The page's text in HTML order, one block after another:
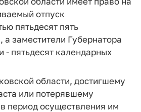
отпуск
пятьдесят пять
заместители Губернатора
- пятьдесят календарных
области, достигшему
или потерявшему
период осуществления им